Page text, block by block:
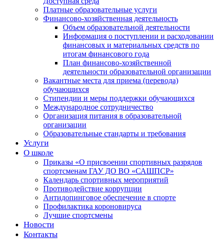
Платные образовательные услуги
Финансово-хозяйственная деятельность
Объем образовательной деятельности
Информация о поступлении и расходовании
финансовых и материальных средств по
итогам финансового года
План финансово-хозяйственной
деятельности образовательной организации
Вакантные места для приема (перевода)
обучающихся
Стипендии и меры поддержки обучающихся
Международное сотрудничество
Организация питания в образовательной
организации
Образовательные стандарты и требования
Услуги
О школе
Приказы «О присвоении спортивных разрядов
спортсменам ГАУ ДО ВО «САШПСР»
Календарь спортивных мероприятий
Противодействие коррупции
Антидопинговое обеспечение в спорте
Профилактика короновируса
Лучшие спортсмены
Новости
Контакты